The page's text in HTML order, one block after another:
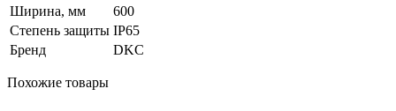
Ширина, мм
600
Степень защиты IP65
Бренд
DKC
Похожие товары